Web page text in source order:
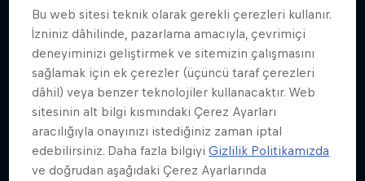
Bu web sitesi teknik olarak gerekli çerezleri kullanır.
İzniniz dâhilinde, pazarlama amacıyla, çevrimiçi
deneyiminizi geliştirmek ve sitemizin çalışmasını
sağlamak için ek çerezler (üçüncü taraf çerezleri
dâhil) veya benzer teknolojiler kullanacaktır. Web
sitesinin alt bilgi kısmındaki Çerez Ayarları
aracılığıyla onayınızı istediğiniz zaman iptal
edebilirsiniz. Daha fazla bilgiyiGizlilik Politikamızda
ve doğrudan aşağıdaki Çerez Ayarlarında